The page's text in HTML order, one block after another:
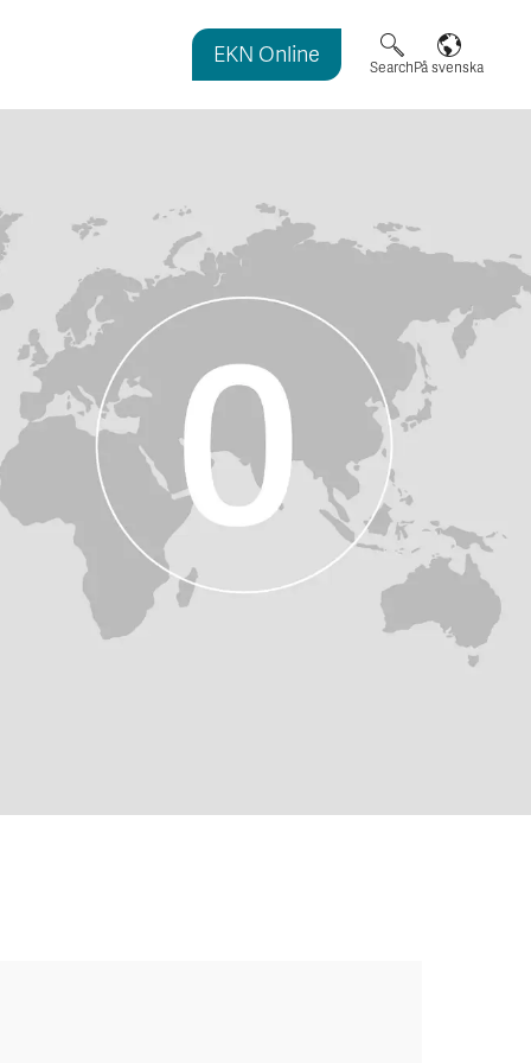
EKN Online SearchPå svenska